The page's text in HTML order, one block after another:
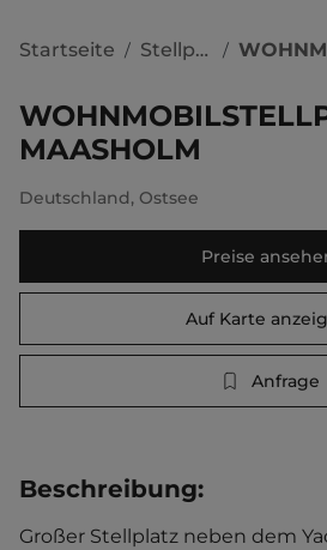
Startseite / Stellplätze /
MAASHOLM
Deutschland, Ostsee
Preise
Auf Karte
Anfrage
Beschreibung:
Großer Stellplatz neben dem